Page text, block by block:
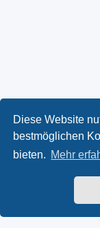
Diese Website
bestmöglichen
bieten. Mehr